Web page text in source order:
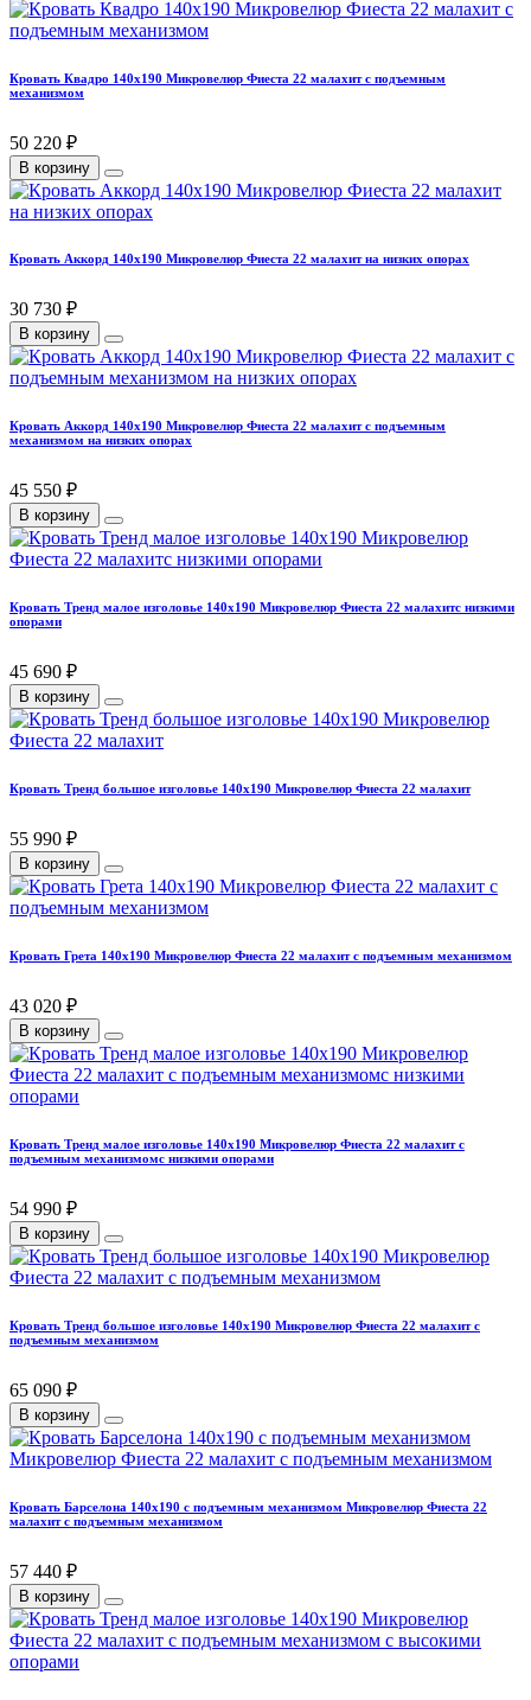
Кровать Квадро 140х190 Микровелюр Фиеста 22 малахит с подъемным
механизмом
50 220 ₽
В корзину
Кровать Аккорд 140х190 Микровелюр Фиеста 22 малахит на низких опорах
30 730 ₽
В корзину
Кровать Аккорд 140х190 Микровелюр Фиеста 22 малахит с подъемным
механизмом на низких опорах
45 550 ₽
В корзину
Кровать Тренд малое изголовье 140х190 Микровелюр Фиеста 22 малахитс низкими
опорами
45 690 ₽
В корзину
Кровать Тренд большое изголовье 140х190 Микровелюр Фиеста 22 малахит
55 990 ₽
В корзину
Кровать Грета 140х190 Микровелюр Фиеста 22 малахит с подъемным механизмом
43 020 ₽
В корзину
Кровать Тренд малое изголовье 140х190 Микровелюр Фиеста 22 малахит с
подъемным механизмомс низкими опорами
54 990 ₽
В корзину
Кровать Тренд большое изголовье 140х190 Микровелюр Фиеста 22 малахит с
подъемным механизмом
65 090 ₽
В корзину
Кровать Барселона 140х190 с подъемным механизмом Микровелюр Фиеста 22
малахит с подъемным механизмом
57 440 ₽
В корзину